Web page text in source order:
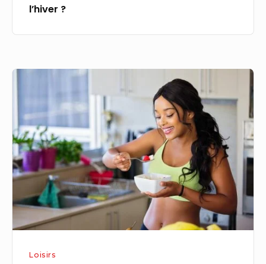
l’hiver ?
attendre
pour
faire
du
sport
après
avoir
Loisirs